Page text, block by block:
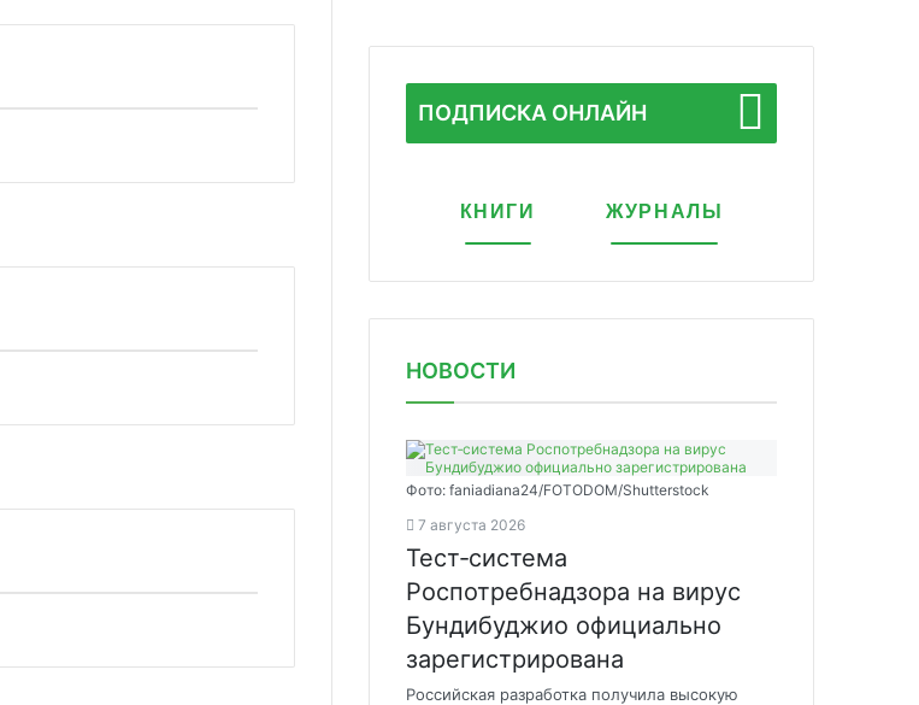
ПОДПИСКА ОНЛАЙН
КНИГИ ЖУРНАЛЫ
НОВОСТИ
Фото: faniadiana24/FOTODOM/Shutterstock
7 августа 2026
Тест‑система
Роспотребнадзора на вирус
Бундибуджио официально
зарегистрирована
Российская разработка получила высокую